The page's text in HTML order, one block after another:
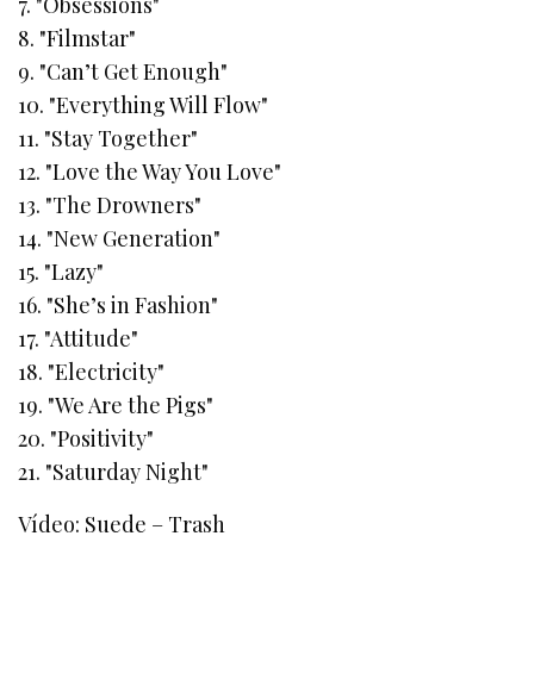
8. "Filmstar"
9. "Can’t Get Enough"
10. "Everything Will Flow"
11. "Stay Together"
12. "Love the Way You Love"
13. "The Drowners"
14. "New Generation"
15. "Lazy"
16. "She’s in Fashion"
17. "Attitude"
18. "Electricity"
19. "We Are the Pigs"
20. "Positivity"
21. "Saturday Night"
Vídeo: Suede – Trash